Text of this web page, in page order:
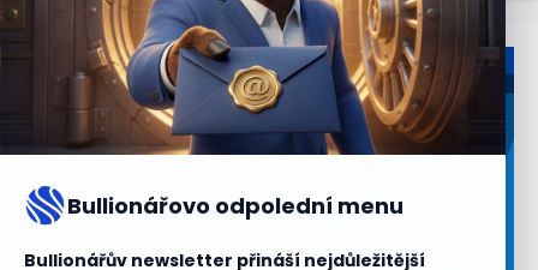
Bullionářovo odpolední menu
Bullionářův newsletter přináší nejdůležitější